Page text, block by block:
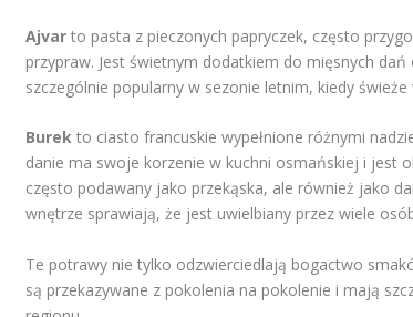
Ajvarto pasta z pieczonych papryczek, często
przypraw. Jest świetnym dodatkiem do mięsnych
szczególnie popularny w sezonie letnim, kiedy
Burekto ciasto francuskie wypełnione różnymi
danie ma swoje korzenie w kuchni osmańskiej i jest
często podawany jako przekąska, ale również jako
wnętrze sprawiają, że jest uwielbiany przez wiele
Te potrawy nie tylko odzwierciedlają bogactwo
są przekazywane z pokolenia na pokolenie i mają